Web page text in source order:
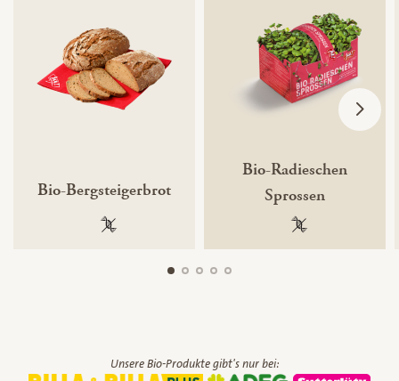
Bio-Bergsteigerbrot
100 % gentechnikfrei
Bio-Radieschen
Sprossen
100 %
Unsere Bio-Produkte gibt's nur bei: